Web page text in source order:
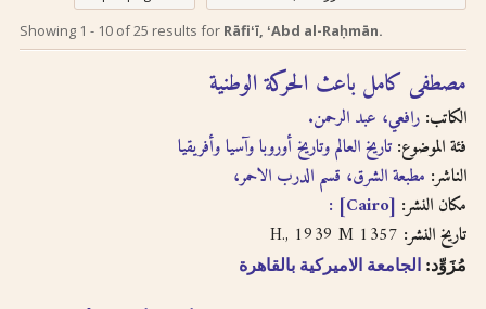
Search tips in
Arabic
transliteration
perform on this site
إرشادات للبحث لدى
استخدام الترجمة
الصوتية بالحروف
اللاتينية
إن عملية البحث التي تجريها في
هذا الموقع تعطي وصف
ببليوغرافي عن الكتاب
المسترجع باللغتين العربية
والانجليزية ولكنها لا تقدّم
Showing 1 - 10of25 results for Rāfiʻī, ʻAbd al-Raḥmān.
مصطفى كامل باعث الحركة الوطنية
الكاتب: رافعي، عبد الرحمن.
فئة الموضوع: تاريخ العالم وتاريخ أوروبا وآسيا وأفريقيا
الناشر: مطبعة الشرق، قسم الدرب الاحمر،
مكان النشر: [Cairo] :
تاريخ النشر:
مُزَوِّد: الجامعة الاميركية بالقاهرة